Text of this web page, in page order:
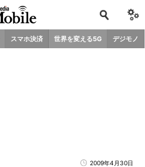
スマホ決済 世界を変える5G デジモノ
2009年4月30日